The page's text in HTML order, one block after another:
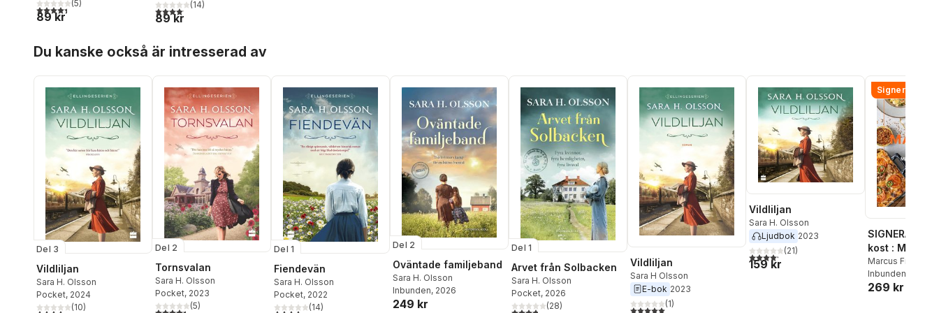
4,4utav 5 stjärnor. Totalt antal röster:
(5)
89 kr
4,1utav 5 stjärnor. Totalt antal röster:
(14)
89 kr
Du kanske också är intresserad av
Del 3
Vildliljan
Sara H. Olsson
Pocket, 2024
(10)
Del 2
Tornsvalan
Sara H. Olsson
Pocket, 2023
(5)
Del 1
Fiendevän
Sara H. Olsson
Pocket, 2022
(14)
Del 2
Oväntade familjeband
Sara H. Olsson
Inbunden, 2026
249 kr
Del 1
Arvet från Solbacken
Sara H. Olsson
Pocket, 2026
(28)
Vildliljan
Sara H Olsson
E-bok 2023
5,0utav 5 stjärnor. Totalt antal röster:
(1)
Vildliljan
Sara H. Olsson
Ljudbok 2023
4,2utav 5 stjärnor. Totalt antal röster:
(21)
159 kr
Signerad!
SIGNERAD -
kost :
matlådor
Marcus Frank
Inbunden
269 kr